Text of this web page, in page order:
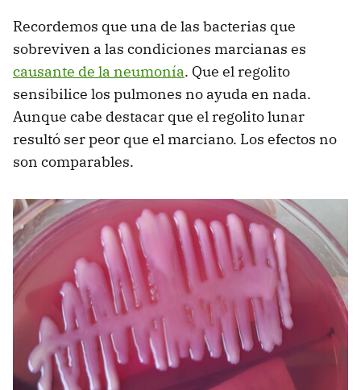
Recordemos que una de las bacterias que
sobreviven a las condiciones marcianas es
causante de la neumonía. Que el regolito
sensibilice los pulmones no ayuda en nada.
Aunque cabe destacar que el regolito lunar
resultó ser peor que el marciano. Los efectos no
son comparables.